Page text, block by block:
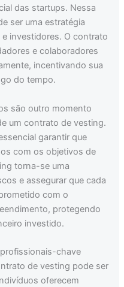
das startups. Nessa
ser uma estratégia
investidores. O contrato
e colaboradores
incentivando sua
do tempo.
são outro momento
um contrato de vesting.
garantir que
com os objetivos de
torna-se uma
e assegurar que cada
com o
protegendo
investido.
chave
de vesting pode ser
oferecem